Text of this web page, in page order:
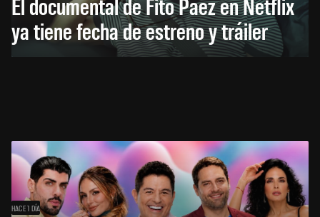
ya tiene fecha de estreno y tráiler
HACE 1 DÍA